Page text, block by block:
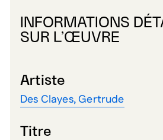
INFORMATIONS
SUR L’ŒUVRE
Artiste
Des Clayes, Gertrude
Titre